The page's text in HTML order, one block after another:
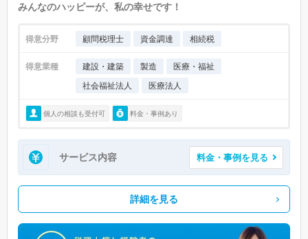
みんなのハッピーが、私の幸せです！
得意分野 顧問税理士 資金調達 相続税
得意業種 建設・建築 製造
医療・福祉
社会福祉法人
医療法人
個人の相談も受付可 料金・事例あり
サービス内容 料金・事例を見る
詳細を見る